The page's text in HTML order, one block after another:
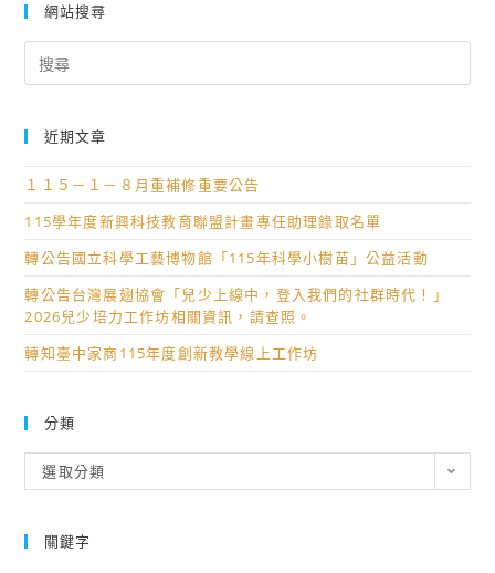
網站搜尋
for:
近期文章
１１５－１－８月重補修重要公告
115學年度新興科技教育聯盟計畫專任助理錄取名單
轉公告國立科學工藝博物館「115年科學小樹苗」公益活動
轉公告台灣展翅協會「兒少上線中，登入我們的社群時代！」
2026兒少培力工作坊相關資訊，請查照。
轉知臺中家商115年度創新教學線上工作坊
分類
類
選取分類
關鍵字